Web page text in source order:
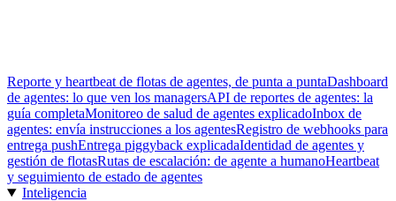
Reporte y heartbeat de flotas de agentes, de punta a puntaDashboard
de agentes: lo que ven los managersAPI de reportes de agentes: la
guía completaMonitoreo de salud de agentes explicadoInbox de
agentes: envía instrucciones a los agentesRegistro de webhooks para
entrega pushEntrega piggyback explicadaIdentidad de agentes y
gestión de flotasRutas de escalación: de agente a humanoHeartbeat
y seguimiento de estado de agentes
Inteligencia